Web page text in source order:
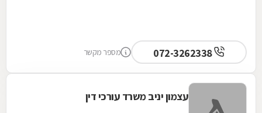
072-3262338 מספר מקשר
עצמון יניב משרד עורכי דין